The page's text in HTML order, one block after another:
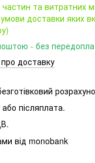
та витратних
доставки яких
- без
доставку
післяплата.
від monobank